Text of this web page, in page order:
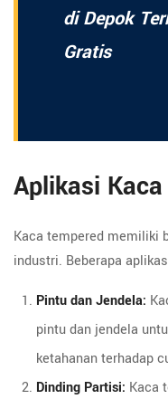
di Depok
Gratis
Aplikasi
Kaca tempered memiliki
industri. Beberapa
Pintu dan Jendela:
pintu dan jendela
ketahanan terhadap
Dinding Partisi: Kaca